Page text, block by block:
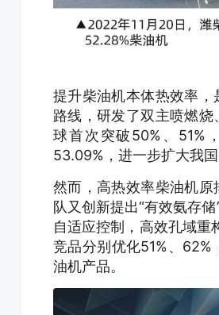
提升柴油机本体热效率
路线，研发了双主喷燃
球首次突破50%、51%
53.09%，进一步扩大我
然而，高热效率柴油机
队又创新提出“有效氨存
自适应控制，高效孔域重
竞品分别优化51%、
油机产品。